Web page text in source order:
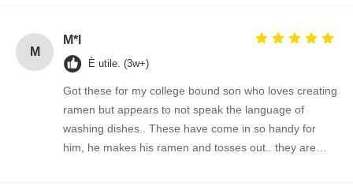
M
M*l
È utile. (3w+)
Got these for my college bound son who loves creating
ramen but appears to not speak the language of
washing dishes.. These have come in so handy for
him, he makes his ramen and tosses out.. they are